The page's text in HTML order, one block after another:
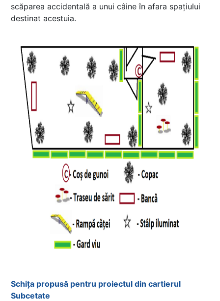
scăparea accidentală a unui câine în afara spațiului
destinat acestuia.
Schița propusă pentru proiectul din cartierul
Subcetate